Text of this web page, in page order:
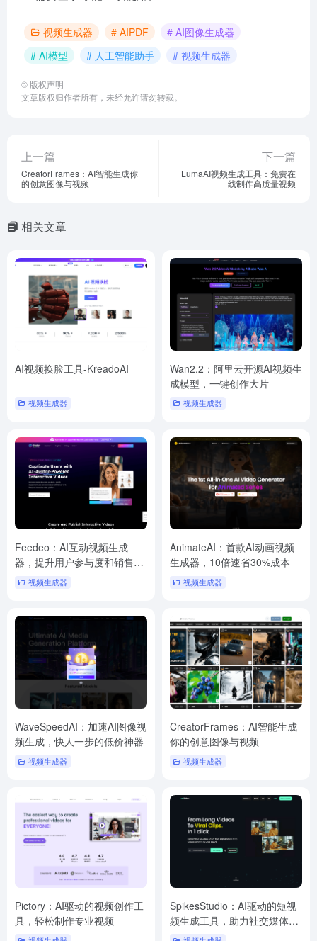
视频生成器 # AIPDF
# AI图像生成器
# AI模型
# 人工智能助手 # 视频生成器
© 版权声明
文章版权归作者所有，未经允许请勿转载。
上一篇
CreatorFrames：AI智能生成你
的创意图像与视频
下一篇
LumaAI视频生成工具：免费在
线制作高质量视频
相关文章
AI视频换脸工具-KreadoAI
视频生成器
Wan2.2：阿里云开源AI视频生
成模型，一键创作大片
视频生成器
Feedeo：AI互动视频生成
器，提升用户参与度和销售转
化率视频生成器
AnimateAI：首款AI动画视频
生成器，10倍速省30%成本
视频生成器
WaveSpeedAI：加速AI图像视
频生成，快人一步的低价神器
视频生成器
CreatorFrames：AI智能生成
你的创意图像与视频
视频生成器
Pictory：AI驱动的视频创作工
具，轻松制作专业视频
SpikesStudio：AI驱动的短视
频生成工具，助力社交媒体增
长